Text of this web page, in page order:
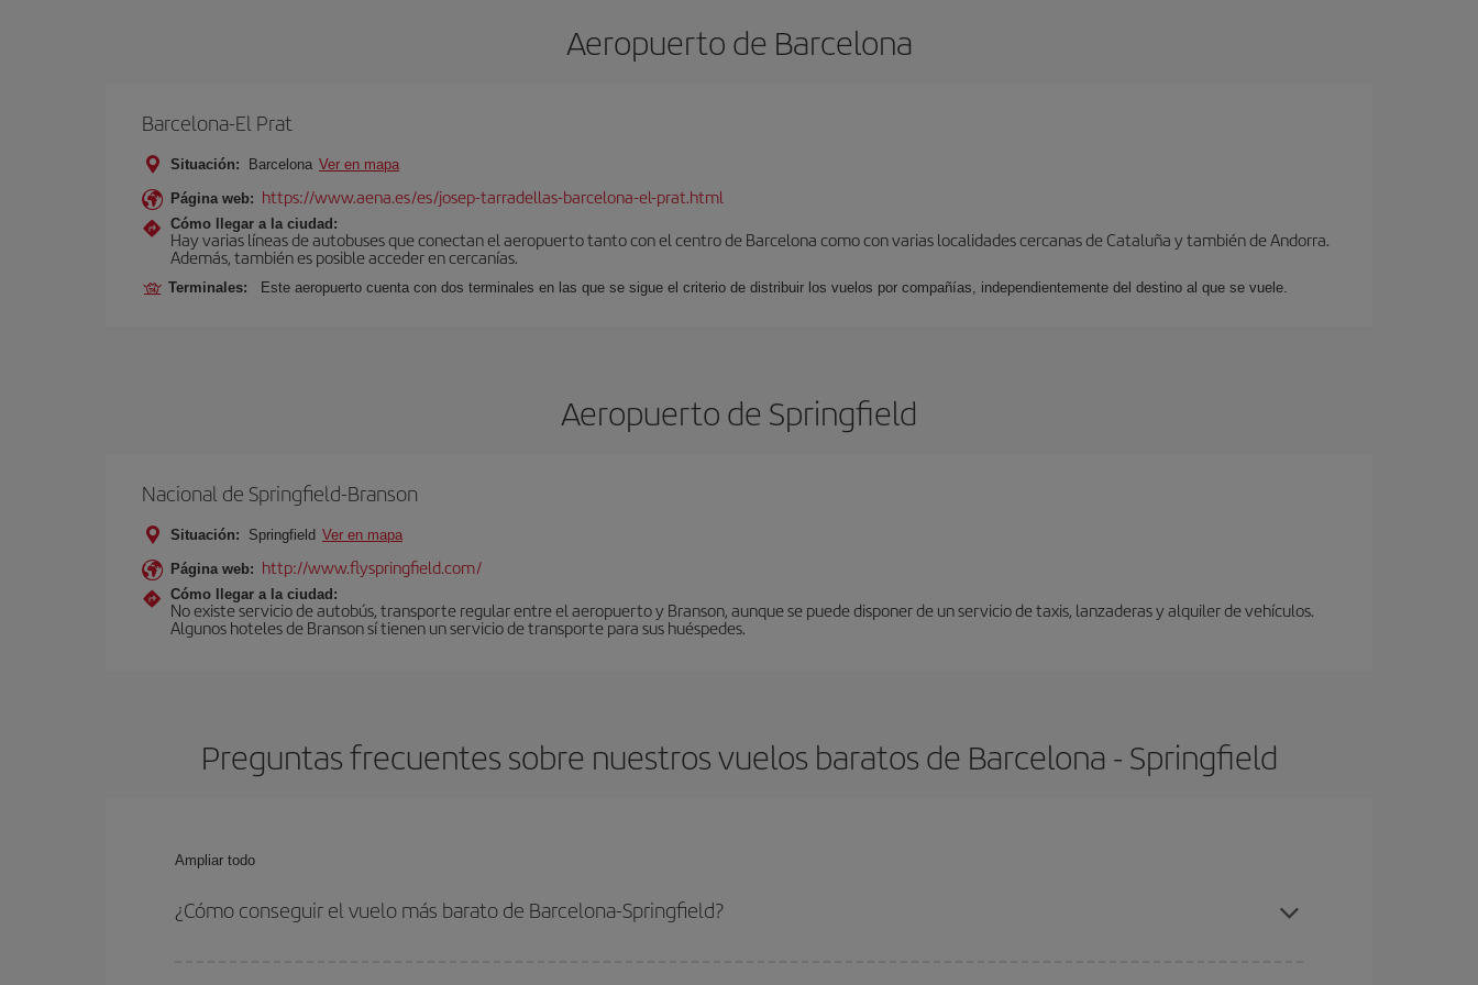
Aeropuerto de Barcelona
Barcelona-El Prat
Situación: Barcelona Ver en mapa
Página web: https://www.aena.es/es/josep-tarradellas-barcelona-el-prat.html
Cómo llegar a la ciudad:
Hay varias líneas de autobuses que conectan el aeropuerto tanto con el centro de Barcelona como con varias localidades cercanas de Cataluña y también de Andorra.
Además, también es posible acceder en cercanías.
Terminales: Este aeropuerto cuenta con dos terminales en las que se sigue el criterio de distribuir los vuelos por compañías, independientemente del destino al que se vuele.
Aeropuerto de Springfield
Nacional de Springfield-Branson
Situación: Springfield Ver en mapa
Página web: http://www.flyspringfield.com/
Cómo llegar a la ciudad:
No existe servicio de autobús, transporte regular entre el aeropuerto y Branson, aunque se puede disponer de un servicio de taxis, lanzaderas y alquiler de vehículos.
Algunos hoteles de Branson sí tienen un servicio de transporte para sus huéspedes.
Preguntas frecuentes sobre nuestros vuelos baratos de Barcelona - Springfield
Ampliar todo
¿Cómo conseguir el vuelo más barato de Barcelona-Springfield?